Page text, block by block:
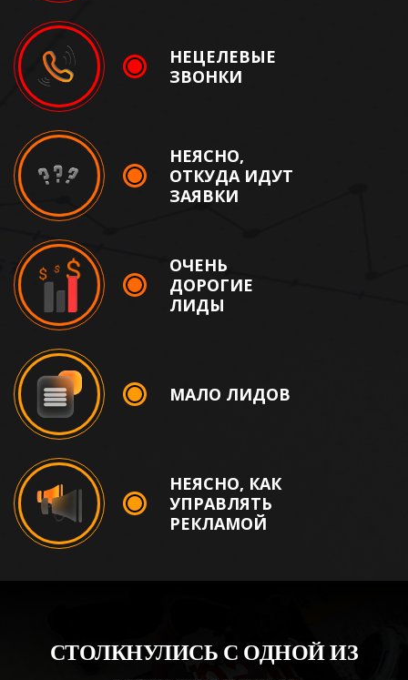
НЕЦЕЛЕВЫЕ
ЗВОНКИ
НЕЯСНО,
ОТКУДА ИДУТ
ЗАЯВКИ
ОЧЕНЬ
ДОРОГИЕ
ЛИДЫ
МАЛО ЛИДОВ
НЕЯСНО, КАК
УПРАВЛЯТЬ
РЕКЛАМОЙ
СТОЛКНУЛИСЬ С ОДНОЙ ИЗ